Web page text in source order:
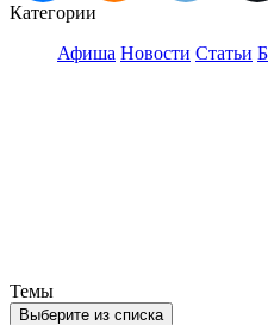
Категории
Афиша Новости Статьи
Темы
Выберите из списка